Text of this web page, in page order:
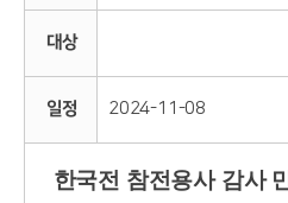
대상
일정 2024-11-08
한국전 참전용사 감사